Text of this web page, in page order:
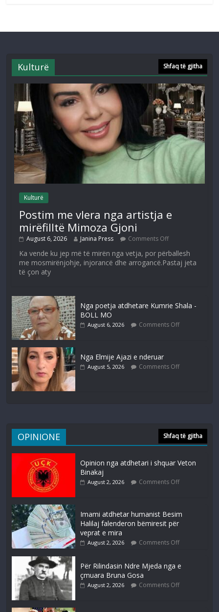
Kulturë Shfaq të gjitha
Kulturë
Postim me vlera nga artistja e
mirëfilltë Mimoza Gjoni
August 6, 2026 Janina Press Comments Off
Ka vende ku jep më të mirën nga vetja, por përballesh
me mosmirënjohje, injorancë dhe arrogancë.Pastaj jeta
të çon aty
Nga poetja atdhetare Kumrie Shala -
BOLL MO
August 6, 2026 Comments Off
Nga Elmije Ajazi e nderuar
August 5, 2026 Comments Off
OPINIONE Shfaq të gjitha
Opinion nga atdhetari i shquar Veton
Binakaj
August 2, 2026 Comments Off
Imami atdhetar humanist Besim
Halilaj falenderon bëmiresit për
veprat e mira
August 2, 2026 Comments Off
Për Rilindasin Ndre Mjeda nga e
çmuara Bruna Gosa
August 2, 2026 Comments Off